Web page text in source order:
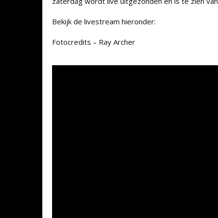
Bekijk de livestream hieronder:
Fotocredits – Ray Archer